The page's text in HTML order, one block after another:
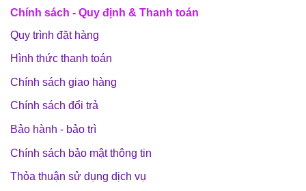
Chính sách - Quy định & Thanh toán
Quy trình đặt hàng
Hình thức thanh toán
Chính sách giao hàng
Chính sách đổi trả
Bảo hành - bảo trì
Chính sách bảo mật thông tin
Thỏa thuận sử dụng dịch vụ